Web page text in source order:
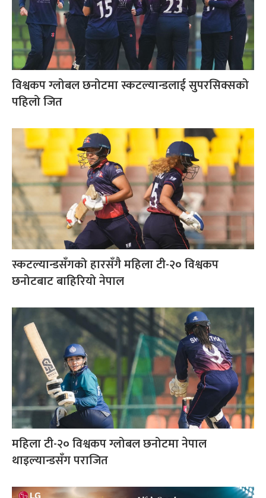
विश्वकप ग्लोबल छनोटमा स्कटल्यान्डलाई सुपरसिक्सको
पहिलो जित
स्कटल्यान्डसँगको हारसँगै महिला टी-२० विश्वकप
छनोटबाट बाहिरियो नेपाल
महिला टी-२० विश्वकप ग्लोबल छनोटमा नेपाल
थाइल्यान्डसँग पराजित